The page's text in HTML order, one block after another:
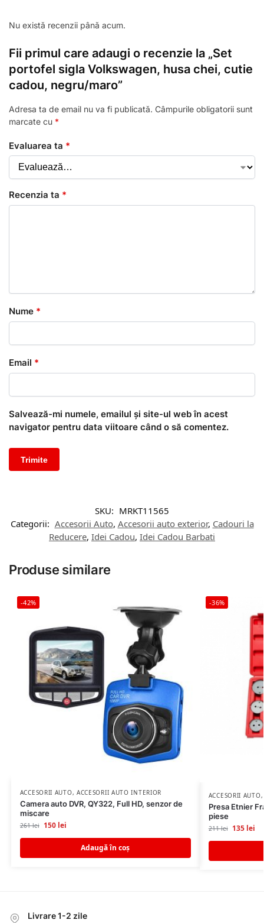
Nu există recenzii până acum.
Fii primul care adaugi o recenzie la „Set
portofel sigla Volkswagen, husa chei, cutie
cadou, negru/maro”
Adresa ta de email nu va fi publicată. Câmpurile obligatorii sunt
marcate cu *
Evaluarea ta *
Recenzia ta *
Nume *
Email *
Salvează-mi numele, emailul și site-ul web în acest
navigator pentru data viitoare când o să comentez.
SKU: MRKT11565
Categorii: Accesorii Auto, Accesorii auto exterior, Cadouri la
Reducere, Idei Cadou, Idei Cadou Barbati
Produse similare
-42%
ACCESORII AUTO, ACCESORII AUTO INTERIOR
Camera auto DVR, QY322, Full HD, senzor de
miscare
261lei 150 lei
Adaugă în coș
-36%
ACCESORII AUTO
Presa Etnier
piese
211lei 135 lei
Livrare 1-2 zile